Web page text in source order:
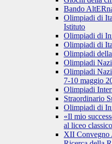
Bando
Olimpiadi di
Istituto
Olimpiadi di
Olimpiadi di
Olimpiadi
Olimpiadi
Olimpiadi
7-10 maggio
Olimpiadi
Straordinario
Olimpiadi di
«Il mio
al liceo
XII Convegno